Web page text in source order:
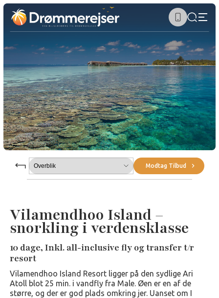
Submenu Modtag Tilbud
Vilamendhoo Island –
snorkling i verdensklasse
10 dage, Inkl. all-inclusive fly og transfer t/r
resort
Vilamendhoo Island Resort ligger på den sydlige Ari
Atoll blot 25 min. i vandfly fra Male. Øen er en af de
større, og der er god plads omkring jer. Uanset om I